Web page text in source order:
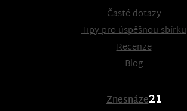
Časté dotazy
Tipy pro úspěšnou sbírku
Recenze
Blog
Znesnáze21